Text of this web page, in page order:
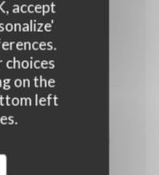
accept
choices
on the
left